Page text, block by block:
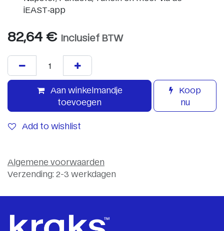
iEAST‑app
82,64 € Inclusief BTW
Aan winkelmandje
toevoegen
Koop
nu
Add to wishlist
Algemene voorwaarden
Verzending: 2-3 werkdagen